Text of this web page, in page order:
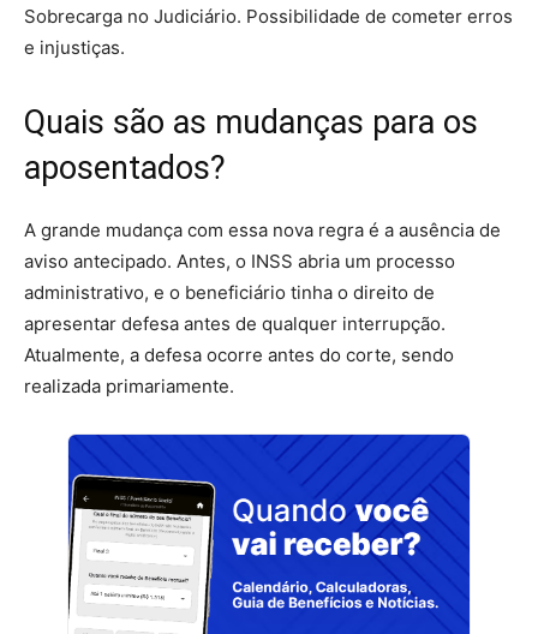
Sobrecarga no Judiciário. Possibilidade de cometer erros
e injustiças.
Quais são as mudanças para os
aposentados?
A grande mudança com essa nova regra é a ausência de
aviso antecipado. Antes, o INSS abria um processo
administrativo, e o beneficiário tinha o direito de
apresentar defesa antes de qualquer interrupção.
Atualmente, a defesa ocorre antes do corte, sendo
realizada primariamente.